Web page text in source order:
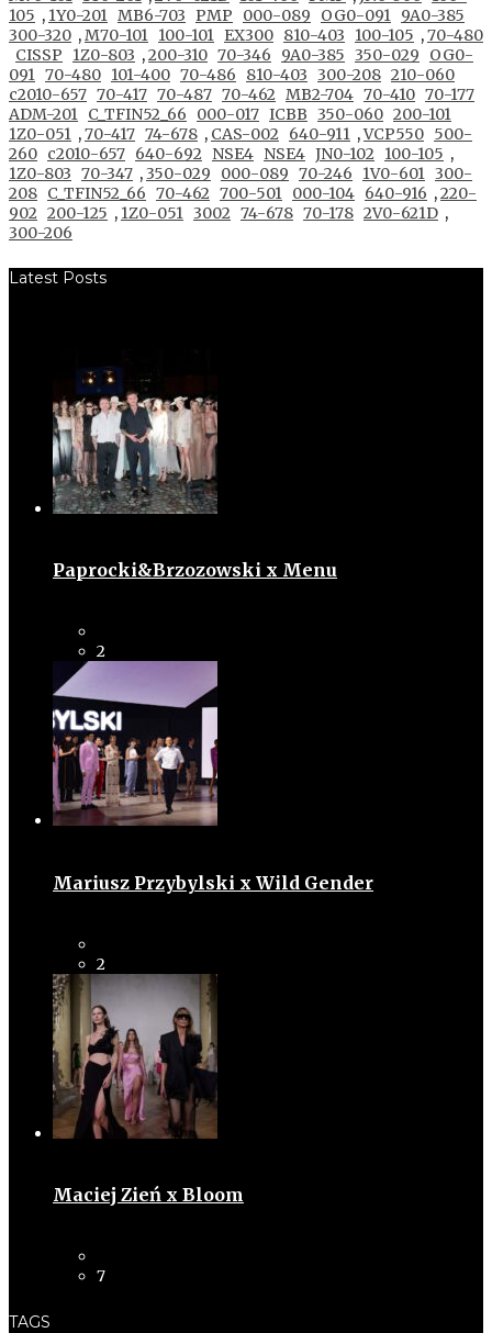
105 , 1Y0-201 MB6-703 PMP 000-089 OG0-091 9A0-385
300-320 ,M70-101 100-101 EX300 810-403 100-105 ,70-480
CISSP
1Z0-803 ,200-310 70-346 9A0-385 350-029
OG0-
091 70-480 101-400 70-486 810-403 300-208 210-060
c2010-657 70-417 70-487 70-462 MB2-704 70-410 70-177
ADM-201 C_TFIN52_66 000-017 ICBB 350-060 200-101
1Z0-051 ,70-417 74-678 , CAS-002 640-911 ,VCP550 500-
260 c2010-657 640-692 NSE4 NSE4 JN0-102 100-105 ,
1Z0-803 70-347 ,350-029 000-089 70-246 1V0-601 300-
208 C_TFIN52_66 70-462 700-501 000-104 640-916 ,220-
902 200-125 , 1Z0-051 3002 74-678 70-178 2V0-621D ,
300-206
Latest Posts
Paprocki&Brzozowski x Menu
2
Mariusz Przybylski x Wild Gender
2
Maciej Zień x Bloom
7
TAGS